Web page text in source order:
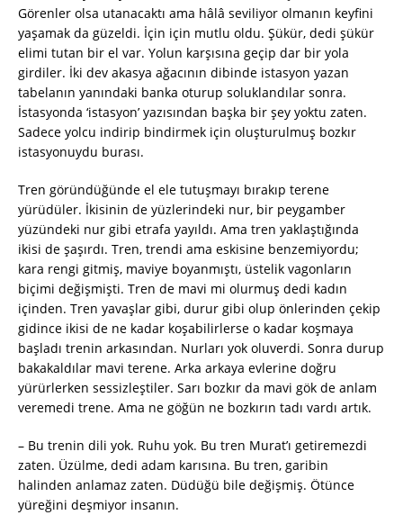
Görenler olsa utanacaktı ama hâlâ seviliyor olmanın keyfini
yaşamak da güzeldi. İçin için mutlu oldu. Şükür, dedi şükür
elimi tutan bir el var. Yolun karşısına geçip dar bir yola
girdiler. İki dev akasya ağacının dibinde istasyon yazan
tabelanın yanındaki banka oturup soluklandılar sonra.
İstasyonda ‘istasyon’ yazısından başka bir şey yoktu zaten.
Sadece yolcu indirip bindirmek için oluşturulmuş bozkır
istasyonuydu burası.
Tren göründüğünde el ele tutuşmayı bırakıp terene
yürüdüler. İkisinin de yüzlerindeki nur, bir peygamber
yüzündeki nur gibi etrafa yayıldı. Ama tren yaklaştığında
ikisi de şaşırdı. Tren, trendi ama eskisine benzemiyordu;
kara rengi gitmiş, maviye boyanmıştı, üstelik vagonların
biçimi değişmişti. Tren de mavi mi olurmuş dedi kadın
içinden. Tren yavaşlar gibi, durur gibi olup önlerinden çekip
gidince ikisi de ne kadar koşabilirlerse o kadar koşmaya
başladı trenin arkasından. Nurları yok oluverdi. Sonra durup
bakakaldılar mavi terene. Arka arkaya evlerine doğru
yürürlerken sessizleştiler. Sarı bozkır da mavi gök de anlam
veremedi trene. Ama ne göğün ne bozkırın tadı vardı artık.
– Bu trenin dili yok. Ruhu yok. Bu tren Murat’ı getiremezdi
zaten. Üzülme, dedi adam karısına. Bu tren, garibin
halinden anlamaz zaten. Düdüğü bile değişmiş. Ötünce
yüreğini deşmiyor insanın.